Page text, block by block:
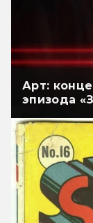
Арт:
эпизода